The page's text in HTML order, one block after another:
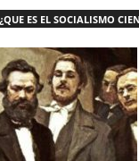
ES EL SOCIALISMO